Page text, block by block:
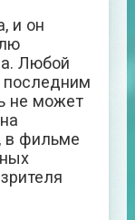
и он
Любой
последним
не может
в фильме